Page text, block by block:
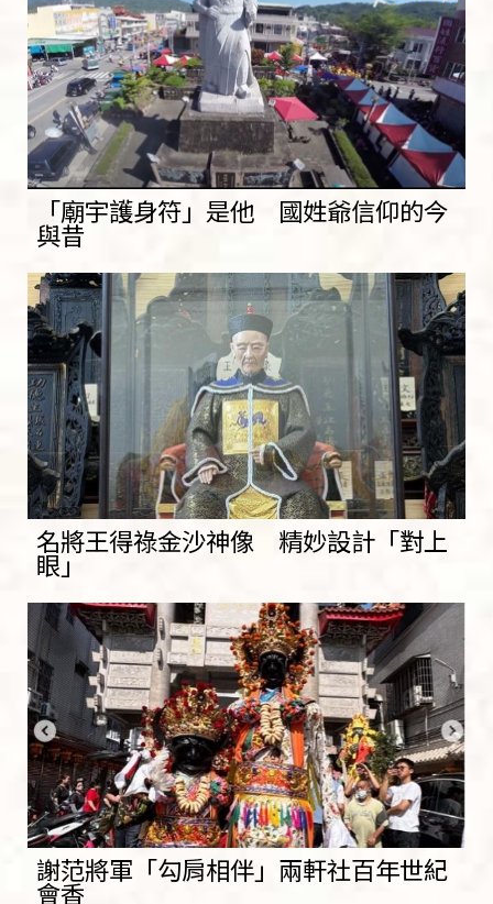
「廟宇護身符」是他 國姓爺信仰的今
與昔
名將王得祿金沙神像 精妙設計「對上
眼」
謝范將軍「勾肩相伴」兩軒社百年世紀
會香